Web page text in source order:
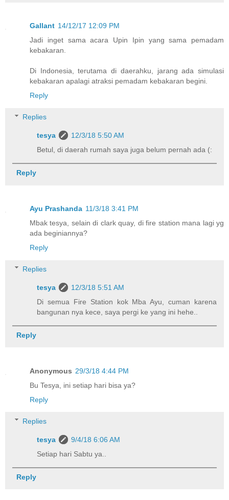
Gallant 14/12/17 12:09 PM
Jadi inget sama acara Upin Ipin yang sama pemadam
kebakaran.
Di Indonesia, terutama di daerahku, jarang ada simulasi
kebakaran apalagi atraksi pemadam kebakaran begini.
Reply
Replies
tesya
12/3/18 5:50 AM
Betul, di daerah rumah saya juga belum pernah ada (:
Reply
Ayu Prashanda 11/3/18 3:41 PM
Mbak tesya, selain di clark quay, di fire station mana lagi yg
ada beginiannya?
Reply
Replies
tesya
12/3/18 5:51 AM
Di semua Fire Station kok Mba Ayu, cuman karena
bangunan nya kece, saya pergi ke yang ini hehe..
Reply
Anonymous 29/3/18 4:44 PM
Bu Tesya, ini setiap hari bisa ya?
Reply
Replies
tesya
9/4/18 6:06 AM
Setiap hari Sabtu ya..
Reply